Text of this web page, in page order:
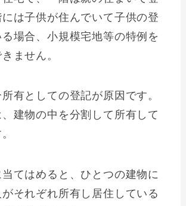
は子供が住んでいて子供の登
場合、小規模宅地等の特例を
ません。
有としての登記が原因です。
建物の中を分割して所有して
てはめると、ひとつの建物に
それぞれ所有し居住している